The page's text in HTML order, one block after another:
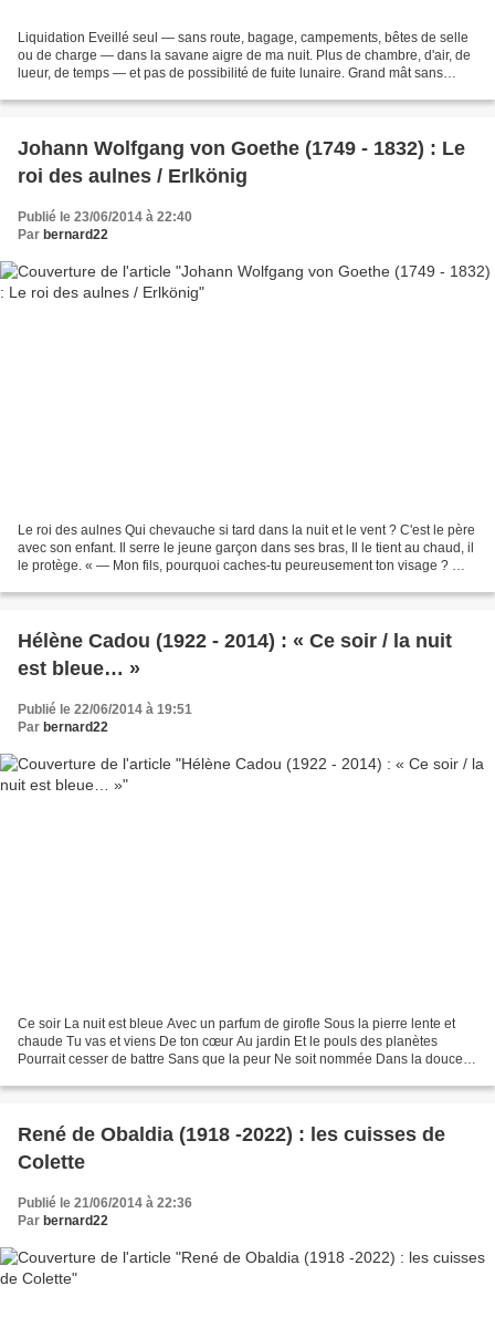
Liquidation Eveillé seul — sans route, bagage, campements, bêtes de selle
ou de charge — dans la savane aigre de ma nuit. Plus de chambre, d'air, de
lueur, de temps — et pas de possibilité de fuite lunaire. Grand mât sans
Johann Wolfgang von Goethe (1749 - 1832) : Le
roi des aulnes / Erlkönig
Publié le 23/06/2014 à 22:40
Par bernard22
Le roi des aulnes Qui chevauche si tard dans la nuit et le vent ? C'est le père
avec son enfant. Il serre le jeune garçon dans ses bras, Il le tient au chaud, il
le protège. « — Mon fils, pourquoi caches-tu peureusement ton visage ? —
Hélène Cadou (1922 - 2014) : « Ce soir / la nuit
est bleue… »
Publié le 22/06/2014 à 19:51
Par bernard22
Ce soir La nuit est bleue Avec un parfum de girofle Sous la pierre lente et
chaude Tu vas et viens De ton cœur Au jardin Et le pouls des planètes
Pourrait cesser de battre Sans que la peur Ne soit nommée Dans la douceur
René de Obaldia (1918 -2022) : les cuisses de
Colette
Publié le 21/06/2014 à 22:36
Par bernard22